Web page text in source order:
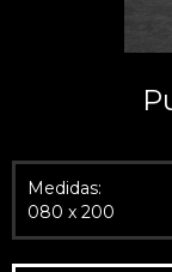
Medidas:
080 x 200